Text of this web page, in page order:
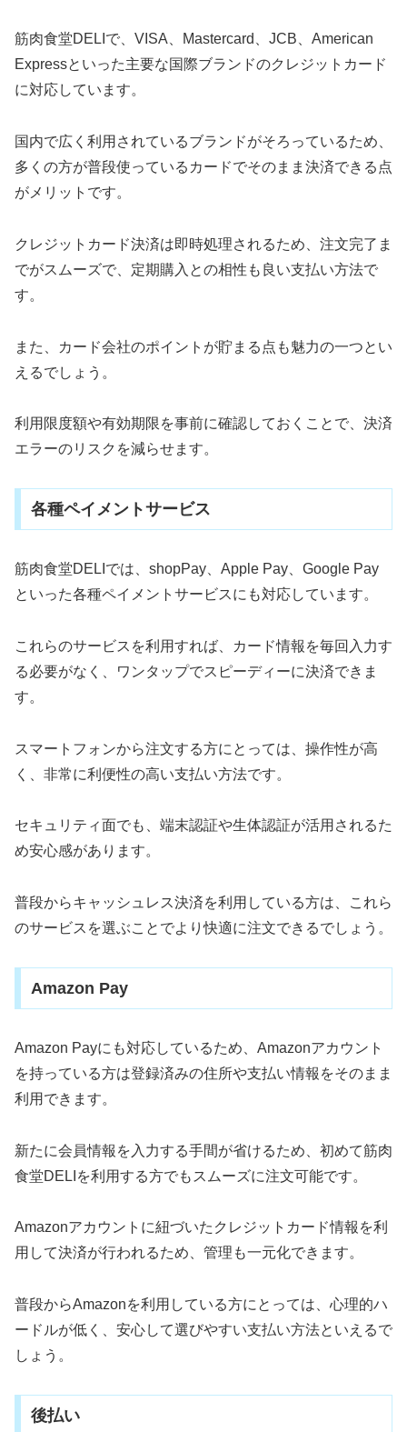
筋肉食堂DELIで、VISA、Mastercard、JCB、American
Expressといった主要な国際ブランドのクレジットカード
に対応しています。
国内で広く利用されているブランドがそろっているため、
多くの方が普段使っているカードでそのまま決済できる点
がメリットです。
クレジットカード決済は即時処理されるため、注文完了ま
でがスムーズで、定期購入との相性も良い支払い方法で
す。
また、カード会社のポイントが貯まる点も魅力の一つとい
えるでしょう。
利用限度額や有効期限を事前に確認しておくことで、決済
エラーのリスクを減らせます。
各種ペイメントサービス
筋肉食堂DELIでは、shopPay、Apple Pay、Google Pay
といった各種ペイメントサービスにも対応しています。
これらのサービスを利用すれば、カード情報を毎回入力す
る必要がなく、ワンタップでスピーディーに決済できま
す。
スマートフォンから注文する方にとっては、操作性が高
く、非常に利便性の高い支払い方法です。
セキュリティ面でも、端末認証や生体認証が活用されるた
め安心感があります。
普段からキャッシュレス決済を利用している方は、これら
のサービスを選ぶことでより快適に注文できるでしょう。
Amazon Pay
Amazon Payにも対応しているため、Amazonアカウント
を持っている方は登録済みの住所や支払い情報をそのまま
利用できます。
新たに会員情報を入力する手間が省けるため、初めて筋肉
食堂DELIを利用する方でもスムーズに注文可能です。
Amazonアカウントに紐づいたクレジットカード情報を利
用して決済が行われるため、管理も一元化できます。
普段からAmazonを利用している方にとっては、心理的ハ
ードルが低く、安心して選びやすい支払い方法といえるで
しょう。
後払い